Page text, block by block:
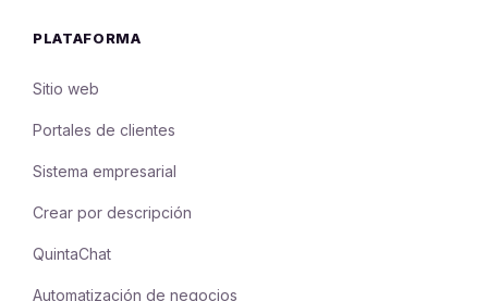
PLATAFORMA
Sitio web
Portales de clientes
Sistema empresarial
Crear por descripción
QuintaChat
Automatización de negocios